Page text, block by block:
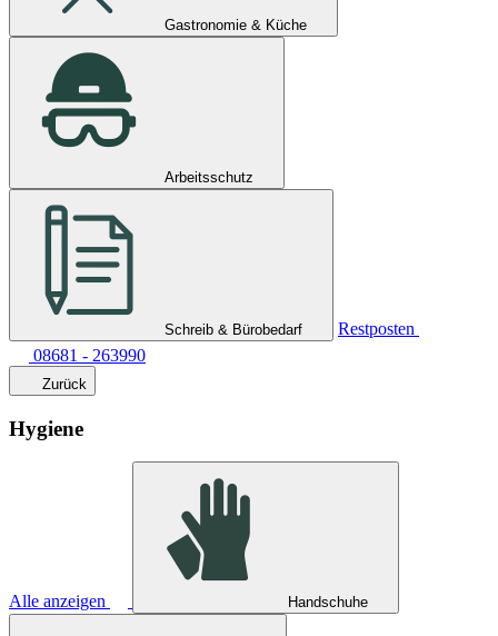
Gastronomie & Küche
Arbeitsschutz
Schreib & Bürobedarf
Restposten
08681 - 263990
Zurück
Hygiene
Alle anzeigen Handschuhe